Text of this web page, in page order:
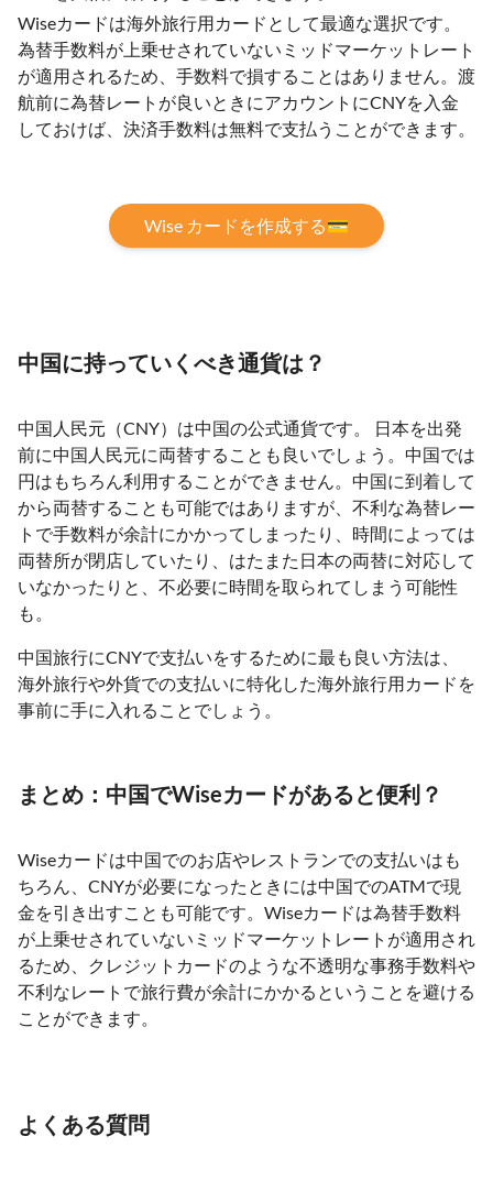
Wiseカードは海外旅行用カードとして最適な選択です。
為替手数料が上乗せされていないミッドマーケットレート
が適用されるため、手数料で損することはありません。渡
航前に為替レートが良いときにアカウントにCNYを入金
しておけば、決済手数料は無料で支払うことができます。
Wise カードを作成する💳
中国に持っていくべき通貨は？
中国人民元（CNY）は中国の公式通貨です。 日本を出発
前に中国人民元に両替することも良いでしょう。中国では
円はもちろん利用することができません。中国に到着して
から両替することも可能ではありますが、不利な為替レー
トで手数料が余計にかかってしまったり、時間によっては
両替所が閉店していたり、はたまた日本の両替に対応して
いなかったりと、不必要に時間を取られてしまう可能性
も。
中国旅行にCNYで支払いをするために最も良い方法は、
海外旅行や外貨での支払いに特化した海外旅行用カードを
事前に手に入れることでしょう。
まとめ：中国でWiseカードがあると便利？
Wiseカードは中国でのお店やレストランでの支払いはも
ちろん、CNYが必要になったときには中国でのATMで現
金を引き出すことも可能です。Wiseカードは為替手数料
が上乗せされていないミッドマーケットレートが適用され
るため、クレジットカードのような不透明な事務手数料や
不利なレートで旅行費が余計にかかるということを避ける
ことができます。
よくある質問